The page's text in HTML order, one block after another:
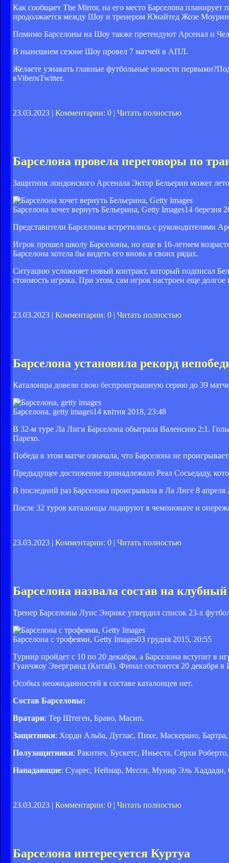
Как сообщает The Mirror, на его место Барселона
продолжается между Шоу и тренером Юнайтед Жозе
Помимо Барселоны на Шоу также претендуют Арсенал и
В нынешнем сезоне Шоу провел 7 матчей в АПЛ.
Желаете узнавать главные футбольные новости первыми?
вViberиTwitter.
23.03.2023 | Комментарии: 0 | Читать полностью
Барселона провела переговоры по
Защитник лондонского Арсенала Эктор Бельерин может
Барселона хочет вернуть Бельерина, Getty Images14 березня
Представители Барселоны встретились с руководителями
Игрок прошел школу Барселоны, но еще в 16-летнем
Барселона хотела бы видеть его вновь в своих рядах.
Ситуацию усложняет новый контракт, который подписал
стоимость игрока. При этом, сам игрок настроен еще
23.03.2023 | Комментарии: 0 | Читать полностью
Барселона установила рекорд
Каталонцы довели свою беспроигрышную серию до 39
Барселона, getty images14 квітня 2018, 23:48
В 32-м туре Ла Лиги Барселона обыграла Валенсию 2:1.
Парехо.
Победа в этом матче означала, что Барселона не
Предыдущее достижение принадлежало Реал Сосьедаду,
В последний раз Барселона проигрывала в Ла Лиге 8 апреля
После 32 туров каталонцы лидируют в чемпионате и
23.03.2023 | Комментарии: 0 | Читать полностью
Барселона назвала состав на
Тренер Барселоны Луис Энрике утвердил список 23-х
Барселона с трофеями, Getty Images03 грудня 2015, 20:55
Турнир пройдет с 10 по 20 декабря, а Барселона вступит в
Гуанчжоу Эвергранд (Китай). Финал состоится 20 декабря в
Особых неожиданностей в составе каталонцев нет.
Состав Барселоны:
Вратари: Тер Штеген, Браво, Масип.
Защитники: Хорди Альба, Дуглас, Пике, Маскерано,
Полузащитники: Ракитич, Бускетс, Иньеста, Серхи
Нападающие: Суарес, Неймар, Месси, Мунир Эль Хаддади,
23.03.2023 | Комментарии: 0 | Читать полностью
Барселона интересуется Куртуа